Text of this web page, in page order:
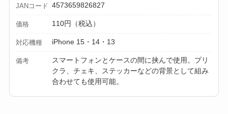
セリア等でチャイル
ドシートカバーは買
すめ通販も紹介！
JANコード 4573659826827
価格 110円（税込）
対応機種 iPhone 15・14・13
備考
スマートフォンとケースの間に挟んで使用。プリ
クラ、チェキ、ステッカーなどの背景として組み
合わせても使用可能。